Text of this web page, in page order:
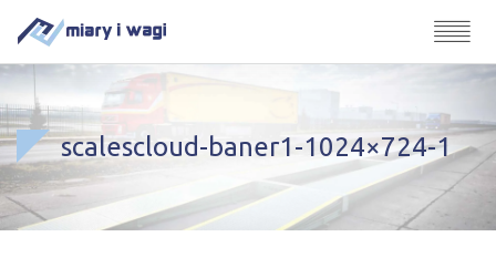
scalescloud-baner1-1024×724-1